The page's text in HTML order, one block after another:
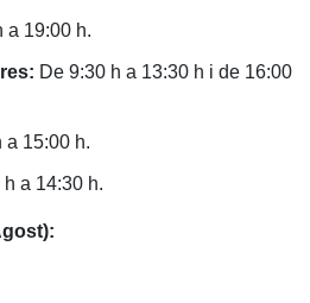
a 19:00 h.
De 9:30 h a 13:30 h i de 16:00
a 15:00 h.
h a 14:30 h.